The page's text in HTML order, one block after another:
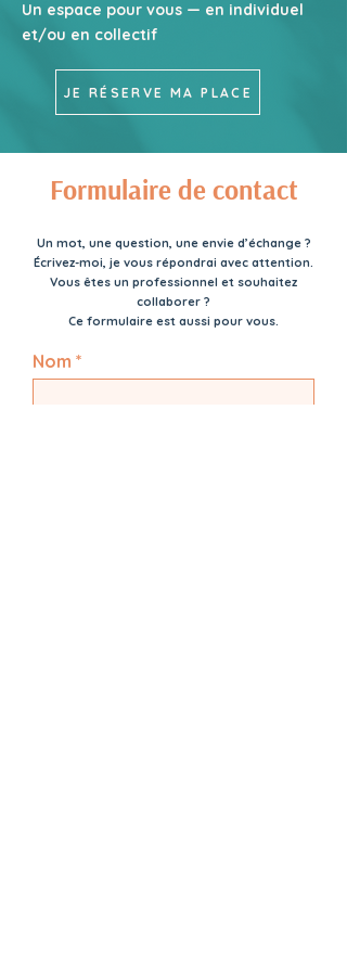
Un espace pour vous — en individuel
et/ou en collectif
JE RÉSERVE MA PLACE
Formulaire de contact
Un mot, une question, une envie d’échange ?
Écrivez-moi, je vous répondrai avec attention.
Vous êtes un professionnel et souhaitez
collaborer ?
Ce formulaire est aussi pour vous.
Nom